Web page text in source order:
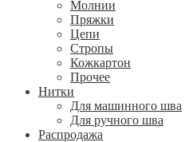
Молнии
Пряжки
Цепи
Стропы
Кожкартон
Прочее
Нитки
Для машинного шва
Для ручного шва
Распродажа